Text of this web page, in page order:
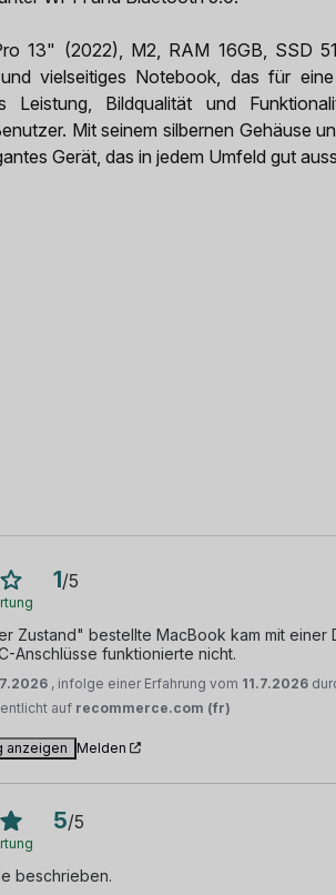
13" (2022), M2, RAM 16GB, SSD
vielseitiges Notebook, das für
Leistung, Bildqualität und
Mit seinem silbernen Gehäuse
Gerät, das in jedem Umfeld gut
1/5
Zustand" bestellte MacBook kam mit
Anschlüsse funktionierte nicht.
, infolge einer Erfahrung vom 11.7.2026
auf recommerce.com (fr)
anzeigen Melden
5/5
beschrieben.